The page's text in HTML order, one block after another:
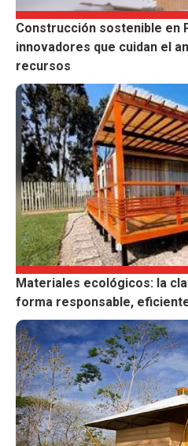
Construcción sostenible en
innovadores que cuidan el
recursos
Materiales ecológicos: la
forma responsable,